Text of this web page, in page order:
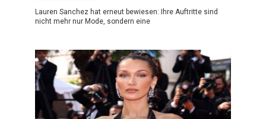
Lauren Sanchez hat erneut bewiesen: Ihre Auftritte sind
nicht mehr nur Mode, sondern eine